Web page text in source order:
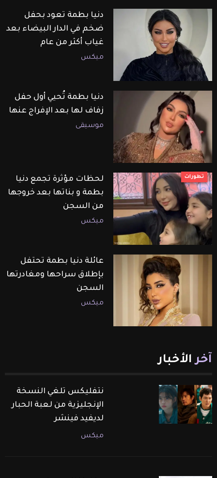
دنيا بطمة تعود بحفل
ضخم في الدار البيضاء بعد
غياب أكثر من عام
ميكس
دنيا بطمة تُحيي أول حفل
زفاف لها بعد الإفراج عنها
موسيقى
تطورات
لحظات مؤثرة تجمع دنيا
بطمة و بناتها بعد خروجها
من السجن
ميكس
عائلة دنيا بطمة تحتفل
بإطلاق سراحها ومغادرتها
السجن
ميكس
آخر الأخبار
نتفليكس تلغي النسخة
الإنجليزية من لعبة الحبار
لديفيد فينشر
ميكس